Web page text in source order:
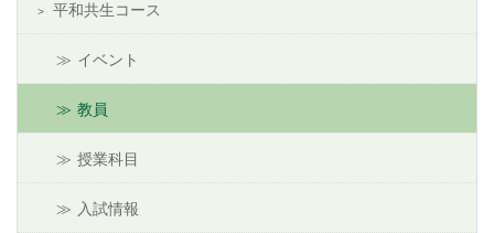
平和共生コース
イベント
教員
授業科目
入試情報